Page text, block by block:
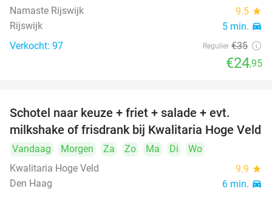
Namaste Rijswijk 9.5 star
Rijswijk 5 min. directions_car
Verkocht: 97 Regulier €35
€24,95
Schotel naar keuze + friet + salade + evt.
milkshake of frisdrank bij Kwalitaria Hoge Veld
Vandaag Morgen Za Zo Ma Di
Wo
Kwalitaria Hoge Veld
9.9 star
Den Haag 6 min. directions_car